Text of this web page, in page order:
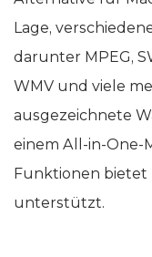
Lage,
darunter MPEG,
WMV und viele
ausgezeichnete
einem All-in-One-
Funktionen bietet
unterstützt.